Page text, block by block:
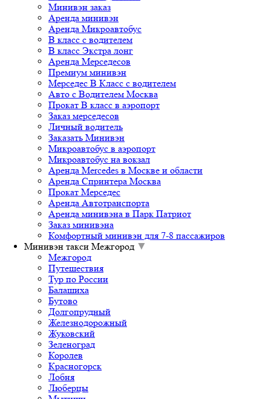
Минивэн заказ
Аренда минивэн
Аренда Микроавтобус
В класс с водителем
В класс Экстра лонг
Аренда Мерседесов
Премиум минивэн
Мерседес В Класс с водителем
Авто с Водителем Москва
Прокат В класс в аэропорт
Заказ мерседесов
Личный водитель
Заказать Минивэн
Микроавтобус в аэропорт
Микроавтобус на вокзал
Аренда Mercedes в Москве и области
Аренда Спринтера Москва
Прокат Мерседес
Аренда Автотранспорта
Аренда минивэна в Парк Патриот
Заказ минивэна
Комфортный минивэн для 7-8 пассажиров
Минивэн такси Межгород ▼
Межгород
Путешествия
Тур по России
Балашиха
Бутово
Долгопрудный
Железнодорожный
Жуковский
Зеленоград
Королев
Красногорск
Лобня
Люберцы